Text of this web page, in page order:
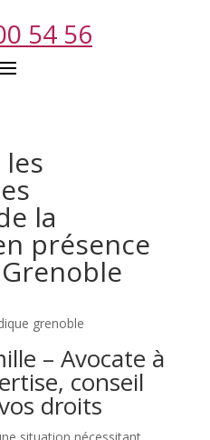
54 56
la
présence
Grenoble
– Avocate à
conseil
droits